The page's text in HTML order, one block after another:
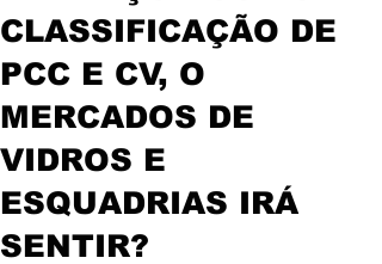
CLASSIFICAÇÃO DE
PCC E CV, O
MERCADOS DE
VIDROS E
ESQUADRIAS IRÁ
SENTIR?